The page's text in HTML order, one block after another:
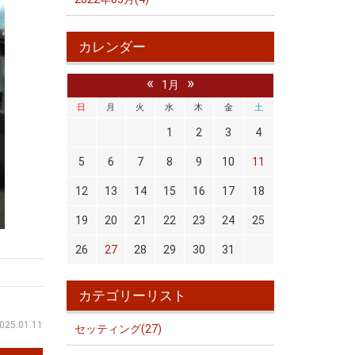
カレンダー
« 1月 »
日 月 火 水 木 金 土
1 2 3 4
5 6 7 8 9 10 11
12 13 14 15 16 17 18
19 20 21 22 23 24 25
26 27 28 29 30 31
カテゴリーリスト
セッティング(27)